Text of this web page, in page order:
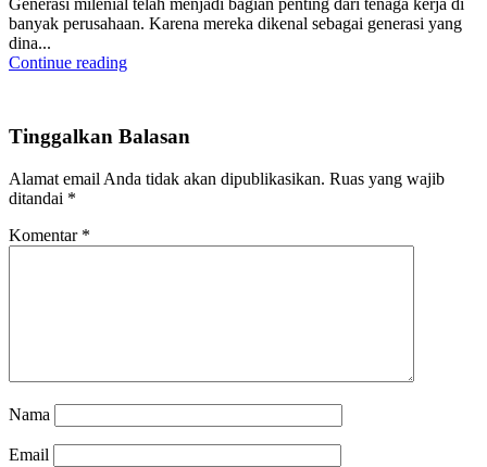
banyak perusahaan. Karena mereka dikenal sebagai generasi yang
dina...
Continue reading
Tinggalkan Balasan
Alamat email Anda tidak akan dipublikasikan. Ruas yang wajib
ditandai *
Komentar *
Nama
Email